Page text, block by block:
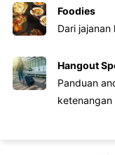
Foodies
Dari
Hangout
Panduan
ketenangan